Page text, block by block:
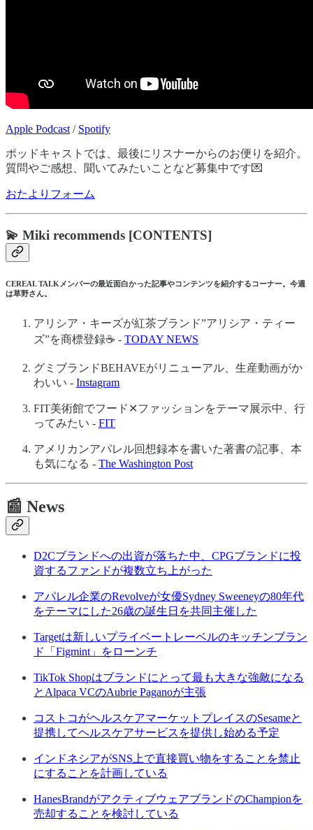
Apple Podcast / Spotify
ポッドキャストでは、最後にリスナーからのお便りを紹介。
質問やご感想、聞いてみたいことなど募集中です💌
おたよりフォーム
💫 Miki recommends [CONTENTS]
CEREAL TALKメンバーの最近面白かった記事やコンテンツを紹介するコーナー。今週
は草野さん。
アリシア・キーズが紅茶ブランド”アリシア・ティー
ズ”を商標登録☕ - TODAY NEWS
グミブランドBEHAVEがリニューアル、生産動画がか
わいい - Instagram
FIT美術館でフード✕ファッションをテーマ展示中、行
ってみたい - FIT
アメリカンアパレル回想録本を書いた著書の記事、本
も気になる - The Washington Post
📰 News
D2Cブランドへの出資が落ちた中、CPGブランドに投
資するファンドが複数立ち上がった
アパレル企業のRevolveが女優Sydney Sweeneyの80年代
をテーマにした26歳の誕生日を共同主催した
Targetは新しいプライベートレーベルのキッチンブラン
ド「Figmint」をローンチ
TikTok Shopはブランドにとって最も大きな強敵になる
とAlpaca VCのAubrie Paganoが主張
コストコがヘルスケアマーケットプレイスのSesameと
提携してヘルスケアサービスを提供し始める予定
インドネシアがSNS上で直接買い物をすることを禁止
にすることを計画している
HanesBrandがアクティブウェアブランドのChampionを
売却することを検討している